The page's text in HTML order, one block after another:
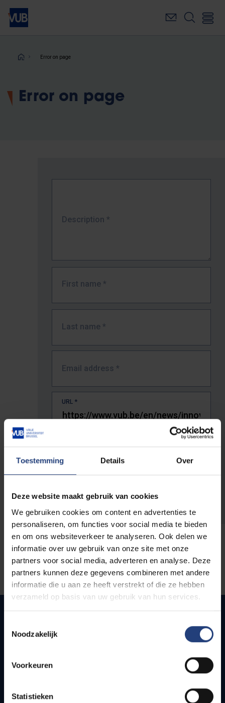
Toestemming Details Over
Deze website maakt gebruik van cookies
We gebruiken cookies om content en advertenties te
personaliseren, om functies voor social media te bieden
en om ons websiteverkeer te analyseren. Ook delen we
informatie over uw gebruik van onze site met onze
partners voor social media, adverteren en analyse. Deze
partners kunnen deze gegevens combineren met andere
informatie die u aan ze heeft verstrekt of die ze hebben
verzameld op basis van uw gebruik van hun services.
Noodzakelijk
Voorkeuren
Statistieken
Skip
main
Breadcrumb
Error on page
Error on page
Description *
First name *
Last name *
Email address *
URL *
The full URL of the page where you encountered the error.
Quick links
How to get to the VUB campuses